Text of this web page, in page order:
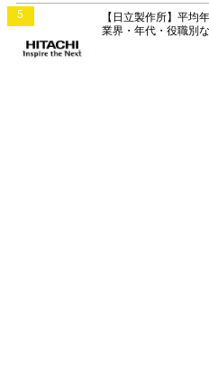
5
【日立製作所】平均
業界・年代・役職別